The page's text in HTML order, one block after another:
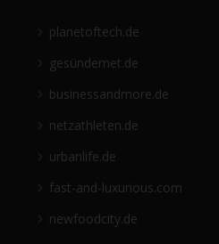
planetoftech.de
gesündernet.de
businessandmore.de
netzathleten.de
urbanlife.de
fast-and-luxurious.com
newfoodcity.de